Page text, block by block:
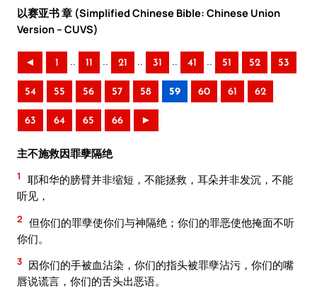
以赛亚书 章 (Simplified Chinese Bible: Chinese Union
Version – CUVS)
◄ 1 .. 11 .. 21 .. 31 .. 41 .. 51 52 53
54 55 56 57 58 59 60 61 62
63 64 65 66 ►
主不施救因罪孽隔绝
1
耶和华的膀臂并非缩短，不能拯救，耳朵并非发沉，不能
听见，
2 但你们的罪孽使你们与神隔绝；你们的罪恶使他掩面不听
你们。
3 因你们的手被血沾染，你们的指头被罪孽沾污，你们的嘴
唇说谎言，你们的舌头出恶语。